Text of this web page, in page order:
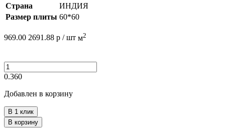
Страна
ИНДИЯ
Размер плиты 60*60
969.00 2691.88 р / шт м2
0.360
Добавлен в корзину
В 1 клик
В корзину